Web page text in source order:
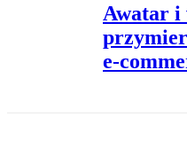
Awatar
e-